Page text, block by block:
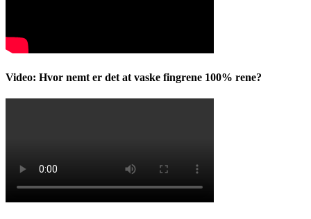
Video: Hvor nemt er det at vaske fingrene 100% rene?